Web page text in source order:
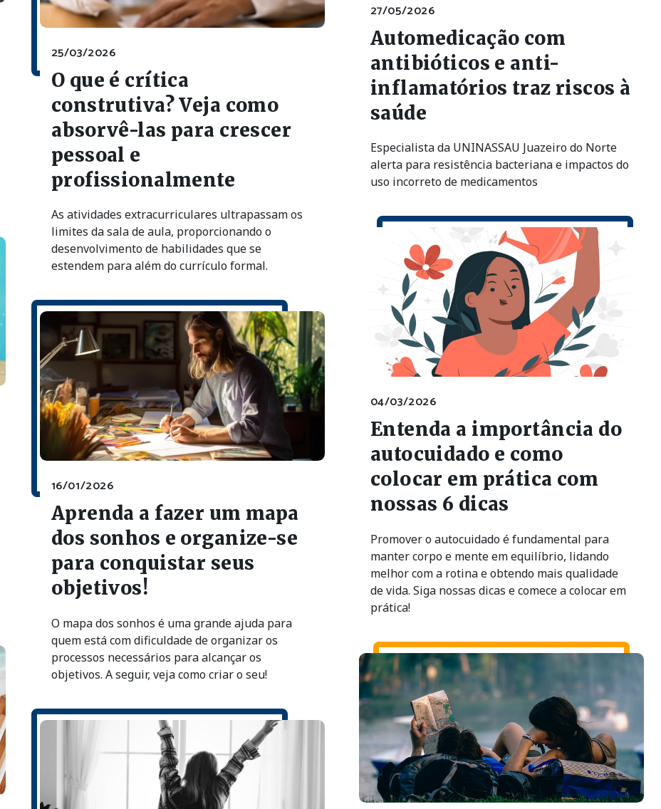
27/05/2026
Automedicação com
antibióticos e anti-
inflamatórios traz riscos à
saúde
Especialista da UNINASSAU Juazeiro do Norte
alerta para resistência bacteriana e impactos do
uso incorreto de medicamentos
25/03/2026
O que é crítica
construtiva? Veja como
absorvê-las para crescer
pessoal e
profissionalmente
As atividades extracurriculares ultrapassam os
limites da sala de aula, proporcionando o
desenvolvimento de habilidades que se
estendem para além do currículo formal.
04/03/2026
Entenda a importância do
autocuidado e como
colocar em prática com
nossas 6 dicas
Promover o autocuidado é fundamental para
manter corpo e mente em equilíbrio, lidando
melhor com a rotina e obtendo mais qualidade
de vida. Siga nossas dicas e comece a colocar em
prática!
16/01/2026
Aprenda a fazer um mapa
dos sonhos e organize-se
para conquistar seus
objetivos!
O mapa dos sonhos é uma grande ajuda para
quem está com dificuldade de organizar os
processos necessários para alcançar os
objetivos. A seguir, veja como criar o seu!